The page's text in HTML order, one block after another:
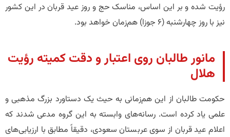
رؤیت شده و بر این اساس، مناسک حج و روز عید قربان در این کشور
نیز با روز چهارشنبه (۶ جوزا) هم‌زمان خواهد بود.
​مانور طالبان روی اعتبار و دقت کمیته رؤیت
هلال
حکومت طالبان از این هم‌زمانی به حیث یک دستاورد بزرگ مذهبی و
علمی یاد کرده است. رسانه‌های وابسته به این گروه مدعی شدند که
اعلام عید قربان از سوی عربستان سعودی، دقیقاً مطابق با ارزیابی‌های